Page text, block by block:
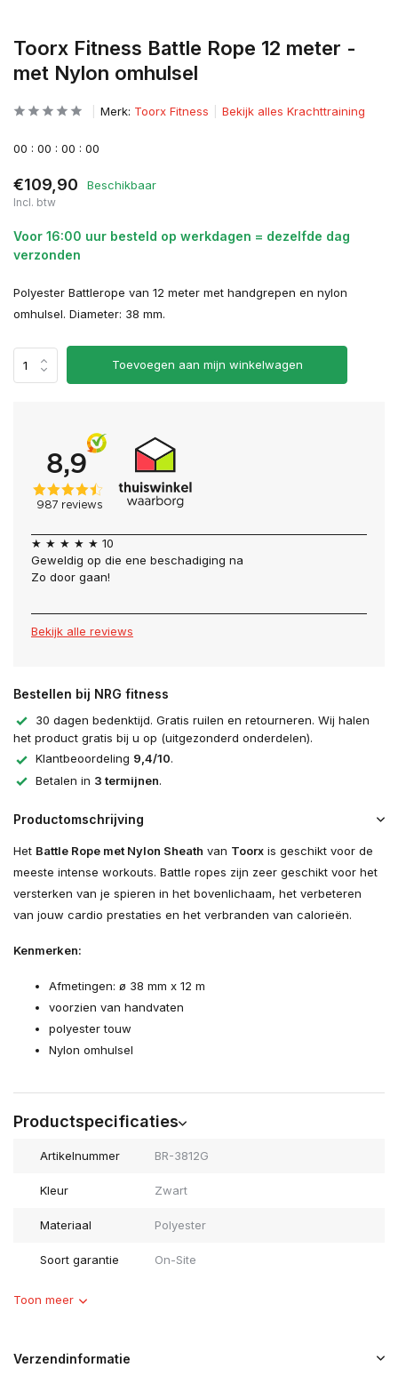
Toorx Fitness Battle Rope 12 meter -
met Nylon omhulsel
Merk: Toorx Fitness Bekijk alles Krachttraining
00 : 00 : 00 : 00
€109,90 Beschikbaar
Incl. btw
Voor 16:00 uur besteld op werkdagen = dezelfde dag
verzonden
Polyester Battlerope van 12 meter met handgrepen en nylon
omhulsel. Diameter: 38 mm.
Toevoegen aan mijn winkelwagen
★ ★ ★ ★ ★ 10
Geweldig op die ene beschadiging na
Zo door gaan!
Bekijk alle reviews
Bestellen bij NRG fitness
30 dagen bedenktijd. Gratis ruilen en retourneren. Wij halen
het product gratis bij u op (uitgezonderd onderdelen).
Klantbeoordeling 9,4/10.
Betalen in 3 termijnen.
Productomschrijving
Het Battle Rope met Nylon Sheath van Toorx is geschikt voor de
meeste intense workouts. Battle ropes zijn zeer geschikt voor het
versterken van je spieren in het bovenlichaam, het verbeteren
van jouw cardio prestaties en het verbranden van calorieën.
Kenmerken:
Afmetingen: ø 38 mm x 12 m
voorzien van handvaten
polyester touw
Nylon omhulsel
Productspecificaties
Artikelnummer BR-3812G
Kleur Zwart
Materiaal Polyester
Soort garantie On-Site
Toon meer
Verzendinformatie